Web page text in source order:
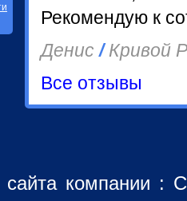
Рекомендую к
Денис/Кривой
Все отзывы
компании :